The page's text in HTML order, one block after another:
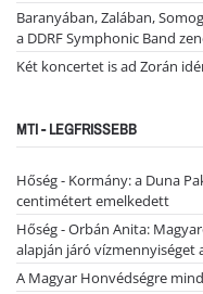
Baranyában, Zalában,
a DDRF Symphonic Band
Két koncertet is ad Zorán
MTI - LEGFRISSEBB
Hőség - Kormány: a Duna
centimétert emelkedett
Hőség - Orbán Anita:
alapján járó vízmennyiséget
A Magyar Honvédségre